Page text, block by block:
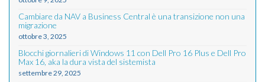
Cambiare da NAV a Business Central è una transizione non una
migrazione
ottobre 3, 2025
Blocchi giornalieri di Windows 11 con Dell Pro 16 Plus e Dell Pro
Max 16, aka la dura vista del sistemista
settembre 29, 2025